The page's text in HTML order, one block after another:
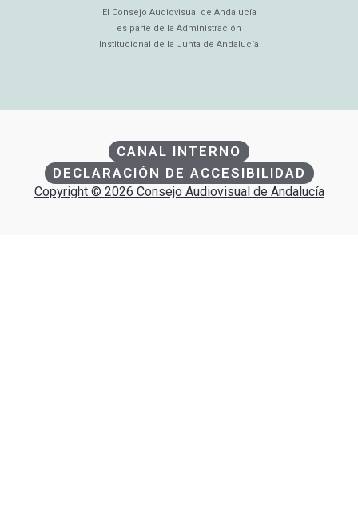
El Consejo Audiovisual de Andalucía
es parte de la Administración
Institucional de la Junta de Andalucía
CANAL INTERNO
DECLARACIÓN DE ACCESIBILIDAD
Copyright © 2026 Consejo Audiovisual de Andalucía